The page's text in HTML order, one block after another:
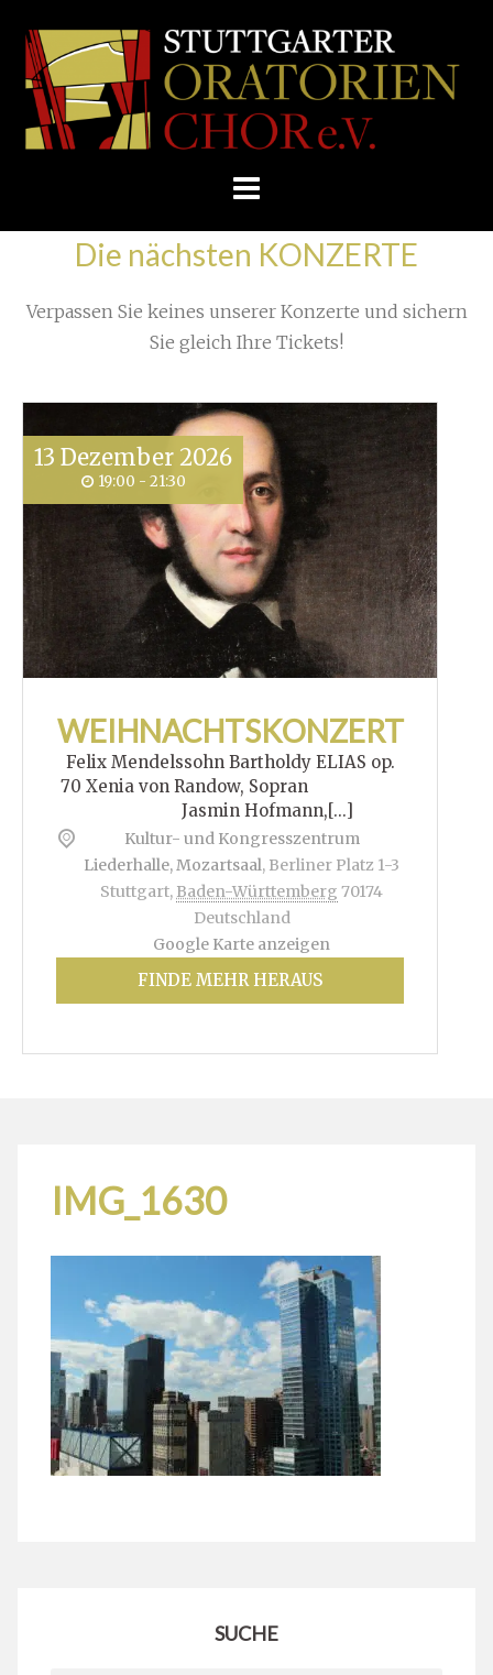
Skip
E.V.
Home Proben Zurück aus New York
Die nächsten KONZERTE
Verpassen Sie keines unserer Konzerte und sichern
Sie gleich Ihre Tickets!
13 Dezember 2026
19:00 - 21:30
WEIHNACHTSKONZERT
Felix Mendelssohn Bartholdy ELIAS op.
70 Xenia von Randow, Sopran
Jasmin Hofmann,[...]
Kultur- und Kongresszentrum
Liederhalle, Mozartsaal, Berliner Platz 1-3
Stuttgart, Baden-Württemberg 70174
Deutschland
Google Karte anzeigen
FINDE MEHR HERAUS
IMG_1630
SUCHE